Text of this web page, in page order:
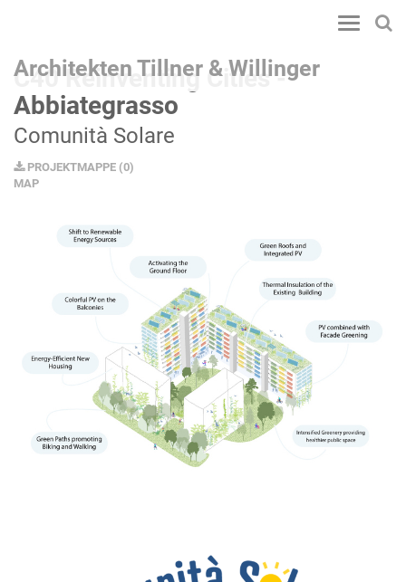
Toggle
Architekten Tillner & Willinger
C40 Reinventing Cities -
Abbiategrasso
Comunità Solare
PROJEKTMAPPE (0)
MAP